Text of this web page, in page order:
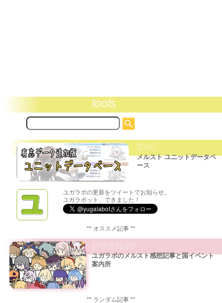
tools
サ
イ
内
検
索:
tool
メルスト ユニットデータベ
ース
ユガラボの更新をツイートでお知らせ。
ユガラボット、できました！
** オススメ記事 **
ユガラボのメルスト感想記事と国イベント
案内所
** ランダム記事 **